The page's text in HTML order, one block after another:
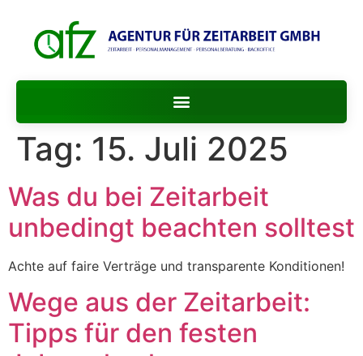
Tag: 15. Juli 2025
Was du bei Zeitarbeit
unbedingt beachten solltest
Achte auf faire Verträge und transparente Konditionen!
Wege aus der Zeitarbeit:
Tipps für den festen